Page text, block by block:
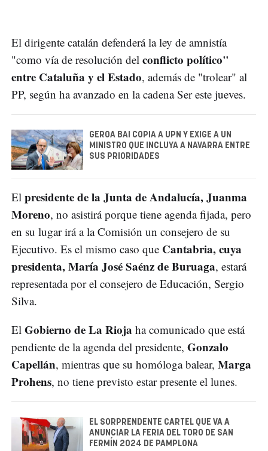
El dirigente catalán defenderá la ley de amnistía
"como vía de resolución del conflicto político"
entre Cataluña y el Estado, además de "trolear" al
PP, según ha avanzado en la cadena Ser este jueves.
GEROA BAI COPIA A UPN Y EXIGE A UN
MINISTRO QUE INCLUYA A NAVARRA ENTRE
SUS PRIORIDADES
El presidente de la Junta de Andalucía, Juanma
Moreno, no asistirá porque tiene agenda fijada, pero
en su lugar irá a la Comisión un consejero de su
Ejecutivo. Es el mismo caso que Cantabria, cuya
presidenta, María José Saénz de Buruaga, estará
representada por el consejero de Educación, Sergio
Silva.
El Gobierno de La Rioja ha comunicado que está
pendiente de la agenda del presidente, Gonzalo
Capellán, mientras que su homóloga balear, Marga
Prohens, no tiene previsto estar presente el lunes.
EL SORPRENDENTE CARTEL QUE VA A
ANUNCIAR LA FERIA DEL TORO DE SAN
FERMÍN 2024 DE PAMPLONA